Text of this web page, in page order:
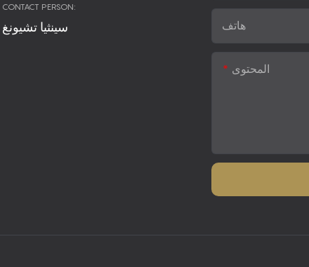
CONTACT PERSON:
سينثيا تشيونغ هاتف
المحتوى